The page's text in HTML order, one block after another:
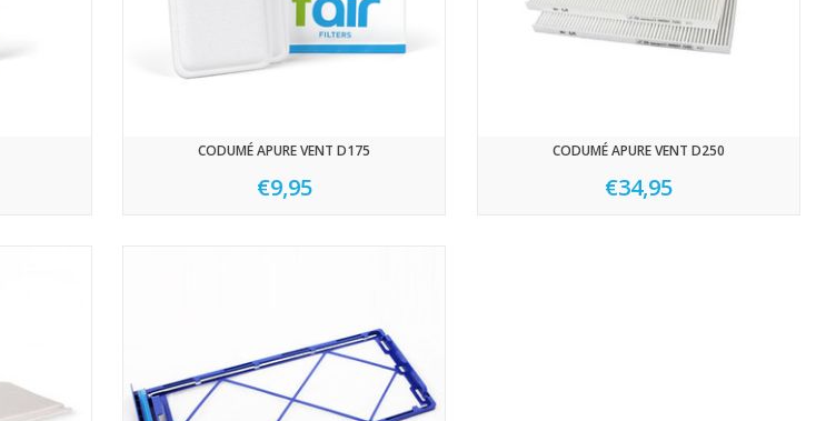
CODUMÉ APURE VENT D175
€9,95
CODUMÉ APURE VENT D250
€34,95